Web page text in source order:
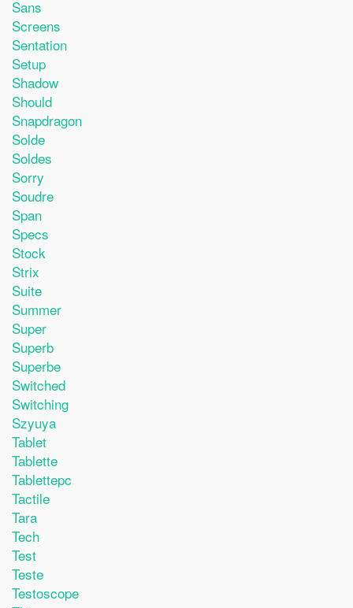
Sans
Screens
Sentation
Setup
Shadow
Should
Snapdragon
Solde
Soldes
Sorry
Soudre
Span
Specs
Stock
Strix
Suite
Summer
Super
Superb
Superbe
Switched
Switching
Szyuya
Tablet
Tablette
Tablettepc
Tactile
Tara
Tech
Test
Teste
Testoscope